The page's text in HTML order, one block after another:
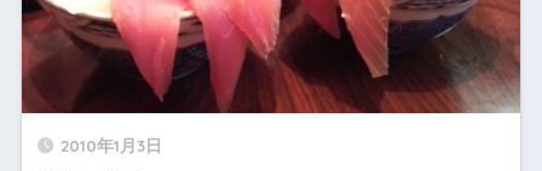
2010年1月3日